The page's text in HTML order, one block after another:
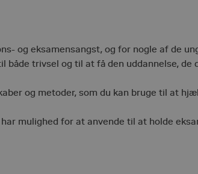
og eksamensangst, og for nogle af de
trivsel og til at få den uddannelse, de
og metoder, som du kan bruge til at
mulighed for at anvende til at holde